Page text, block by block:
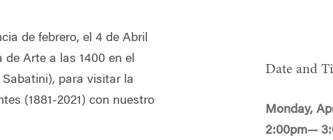
de febrero, el 4 de Abril
Arte a las 1400 en el
para visitar la
(1881-2021) con nuestro
Date and
Monday,
2:00pm—